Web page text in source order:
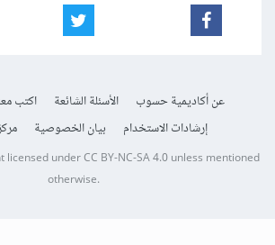
عن أكاديمية حسوب الأسئلة الشائعة اكتب
إرشادات الاستخدام
بيان الخصوصية
licensed underCC BY-NC-SA 4.0unless mentioned
otherwise.